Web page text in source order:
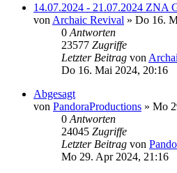
14.07.2024 - 21.07.2024 ZNA
von Archaic Revival » Do 16.
0 Antworten
23577 Zugriffe
Letzter Beitrag von
Do 16. Mai 2024, 20:16
Abgesagt
von PandoraProductions » Mo
0 Antworten
24045 Zugriffe
Letzter Beitrag von
Mo 29. Apr 2024, 21:16